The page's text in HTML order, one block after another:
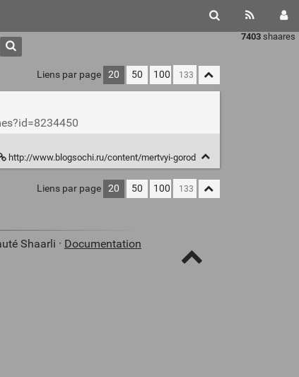
7403 shaares
Liens par page 20 50 100
http://www.blogsochi.ru/content/mertvyi-gorod
Liens par page 20 50 100
Shaarli · Documentation